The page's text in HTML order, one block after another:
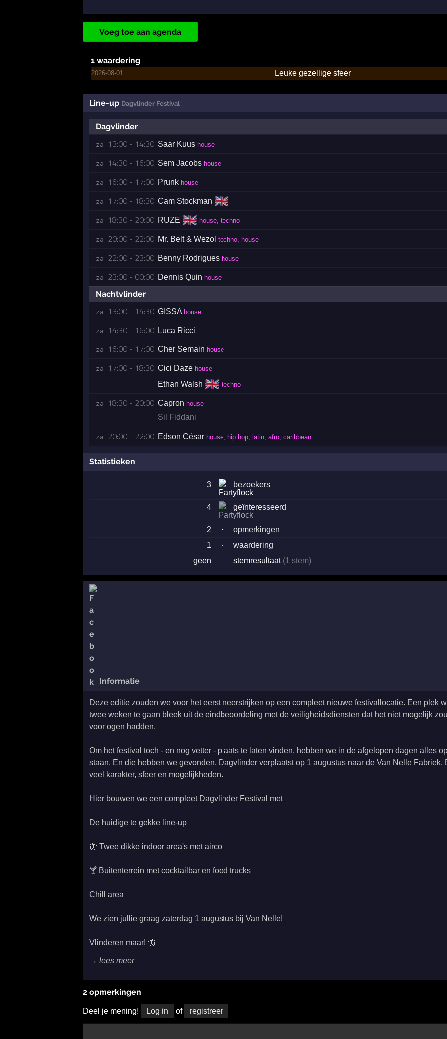
Voeg toe aan agenda
1 waardering
2026-08-01 Leuke gezellige sfeer
Line-up Dagvlinder Festival
Dagvlinder
za 13:00 - 14:30: Saar Kuus house
za 14:30 - 16:00: Sem Jacobs house
za 16:00 - 17:00: Prunk house
za 17:00 - 18:30: Cam Stockman 🇬🇧
za 18:30 - 20:00: RUZE 🇬🇧 house, techno
za 20:00 - 22:00: Mr. Belt & Wezol techno, house
za 22:00 - 23:00: Benny Rodrigues house
za 23:00 - 00:00: Dennis Quin house
Nachtvlinder
za 13:00 - 14:30: GISSA house
za 14:30 - 16:00: Luca Ricci
za 16:00 - 17:00: Cher Semain house
za 17:00 - 18:30: Cici Daze house
Ethan Walsh 🇬🇧 techno
za 18:30 - 20:00: Capron house
Sil Fiddani
za 20:00 - 22:00: Edson César house, hip hop, latin, afro, caribbean
Statistieken
3 bezoekers
4 geïnteresseerd
2 ·
opmerkingen
1
·
waardering
geen
stemresultaat (1 stem)
Informatie
Deze editie zouden we voor het eerst neerstrijken op een compleet nieuwe festivallocatie. Een plek
twee weken te gaan bleek uit de eindbeoordeling met de veiligheidsdiensten dat het niet mogelijk
voor ogen hadden.
Om het festival toch - en nog vetter - plaats te laten vinden, hebben we in de afgelopen dagen alles
staan. En die hebben we gevonden. Dagvlinder verplaatst op 1 augustus naar de Van Nelle
veel karakter, sfeer en mogelijkheden.
Hier bouwen we een compleet Dagvlinder Festival met
De huidige te gekke line-up
🦋 Twee dikke indoor area's met airco
🍸 Buitenterrein met cocktailbar en food trucks
Chill area
We zien jullie graag zaterdag 1 augustus bij Van Nelle!
Vlinderen maar! 🦋
→ lees meer
2 opmerkingen
Deel je mening! Log in of registreer